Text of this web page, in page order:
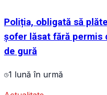
Poliția, obligată să
șofer lăsat fără permis
de gură
1 lună în urmă